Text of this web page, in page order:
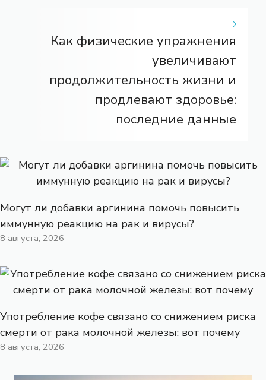
Как физические упражнения
увеличивают
продолжительность жизни и
продлевают здоровье:
последние данные
Могут ли добавки аргинина помочь повысить
иммунную реакцию на рак и вирусы?
8 августа, 2026
Употребление кофе связано со снижением риска
смерти от рака молочной железы: вот почему
8 августа, 2026